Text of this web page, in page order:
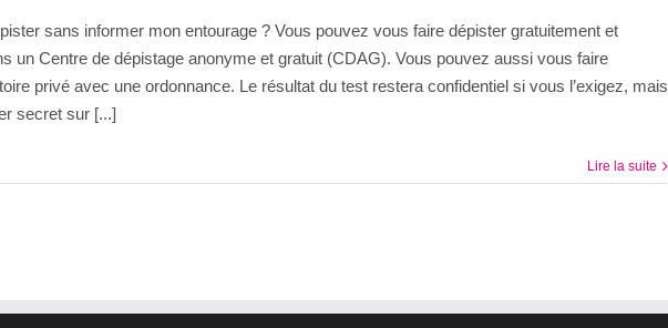
sans informer mon entourage ? Vous pouvez vous faire dépister gratuitement et
un Centre de dépistage anonyme et gratuit (CDAG). Vous pouvez aussi vous faire
privé avec une ordonnance. Le résultat du test restera confidentiel si vous l’exigez, mais
secret sur [...]
Lire la suite